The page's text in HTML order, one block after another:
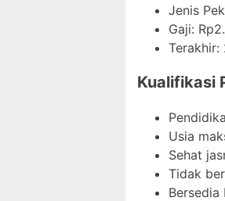
Jenis
Gaji: Rp
Terakhir:
Kualifikasi
Usia
Sehat
Tidak